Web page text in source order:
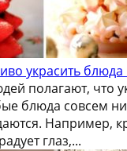
украсить
полагают, что
блюда совсем
Например,
глаз,...